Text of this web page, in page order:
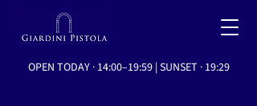
OPEN TODAY · 14:00–19:59 | SUNSET · 19:29